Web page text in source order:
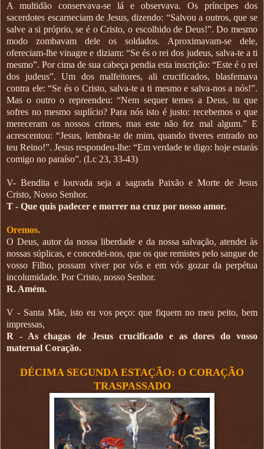
A multidão conservava-se lá e observava. Os príncipes dos
sacerdotes escarneciam de Jesus, dizendo: “Salvou a outros, que se
salve a si próprio, se é o Cristo, o escolhido de Deus!”. Do mesmo
modo zombavam dele os soldados. Aproximavam-se dele,
ofereciam-lhe vinagre e diziam: “Se és o rei dos judeus, salva-te a ti
mesmo”. Por cima de sua cabeça pendia esta inscrição: “Este é o rei
dos judeus”. Um dos malfeitores, ali crucificados, blasfemava
contra ele: “Se és o Cristo, salva-te a ti mesmo e salva-nos a nós!”.
Mas o outro o repreendeu: “Nem sequer temes a Deus, tu que
sofres no mesmo suplício? Para nós isto é justo: recebemos o que
mereceram os nossos crimes, mas este não fez mal algum.” E
acrescentou: “Jesus, lembra-te de mim, quando tiveres entrado no
teu Reino!”. Jesus respondeu-lhe: “Em verdade te digo: hoje estarás
comigo no paraíso”. (Lc 23, 33-43)
V- Bendita e louvada seja a sagrada Paixão e Morte de Jesus
Cristo, Nosso Senhor.
T - Que quis padecer e morrer na cruz por nosso amor.
Oremos.
O Deus, autor da nossa liberdade e da nossa salvação, atendei às
nossas súplicas, e concedei-nos, que os que remistes pelo sangue de
vosso Filho, possam viver por vós e em vós gozar da perpétua
incolumidade. Por Cristo, nosso Senhor.
R. Amém.
V - Santa Mãe, isto eu vos peço: que fiquem no meu peito, bem
impressas,
R - As chagas de Jesus crucificado e as dores do vosso
maternal Coração.
DÉCIMA SEGUNDA ESTAÇÃO: O CORAÇÃO
TRASPASSADO